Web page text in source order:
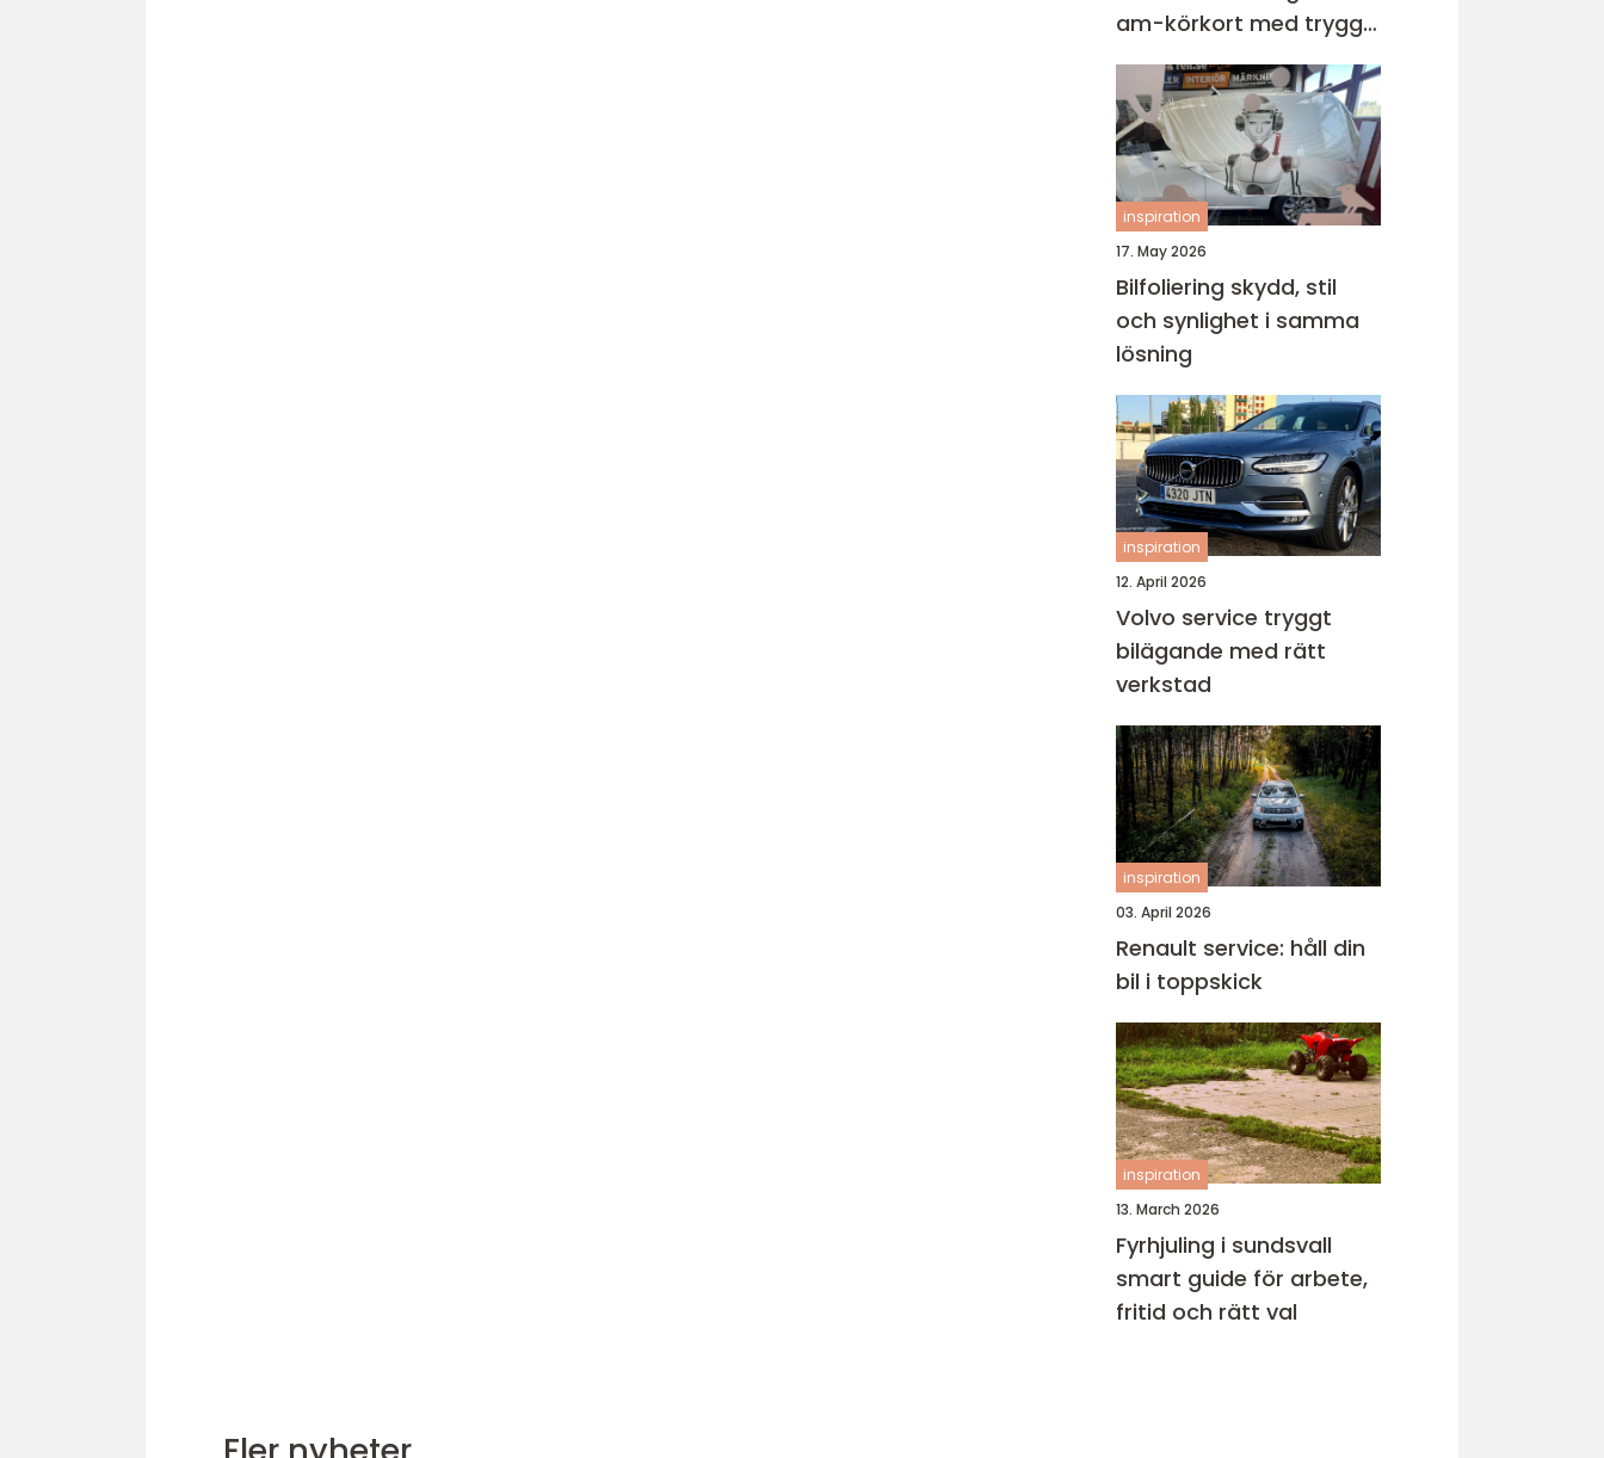
am-körkort med trygg
grund
inspiration
17. May 2026
Bilfoliering skydd, stil
och synlighet i samma
lösning
inspiration
12. April 2026
Volvo service tryggt
bilägande med rätt
verkstad
inspiration
03. April 2026
Renault service: håll din
bil i toppskick
inspiration
13. March 2026
Fyrhjuling i sundsvall
smart guide för arbete,
fritid och rätt val